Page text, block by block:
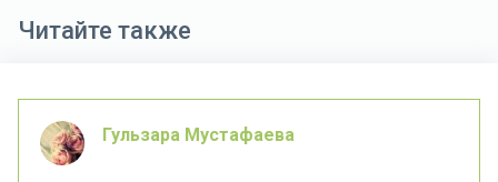
Читайте также
Гульзара Мустафаева